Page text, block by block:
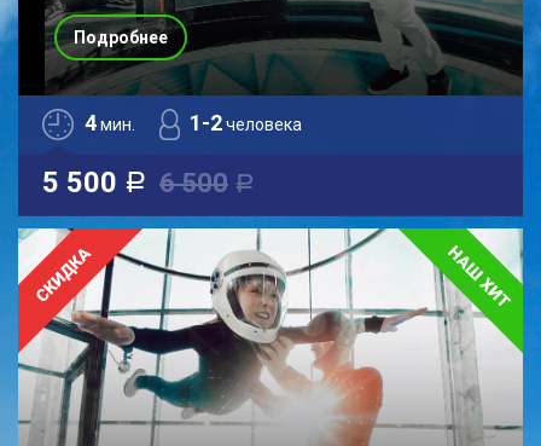
4мин. 1-2человека
5 500 a 6 500 a
Подробнее